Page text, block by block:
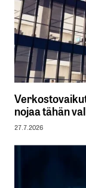
nojaa tähän
27.7.2026